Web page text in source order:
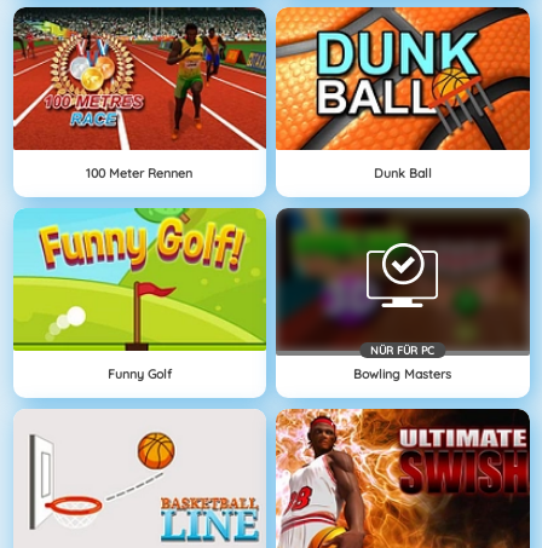
100 Meter Rennen Dunk Ball
Funny Golf
NÜR FÜR PC
Bowling Masters